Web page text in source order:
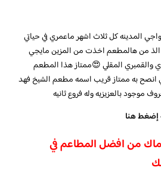
المدينه كل ثلاث اشهر ماعمري في حياتي
من هالمطعم اخذت من المزين مايجي
المقلي 😍ممتاز هذا المطعم
انصح به ممتاز قريب اسمه مطعم الشيخ فهد
موجود بالعزيزيه وله فروع ثانيه
إضغط هنا
من افضل المطاعم في